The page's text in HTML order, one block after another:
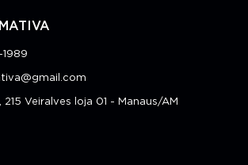
215 Veiralves loja 01 - Manaus/AM